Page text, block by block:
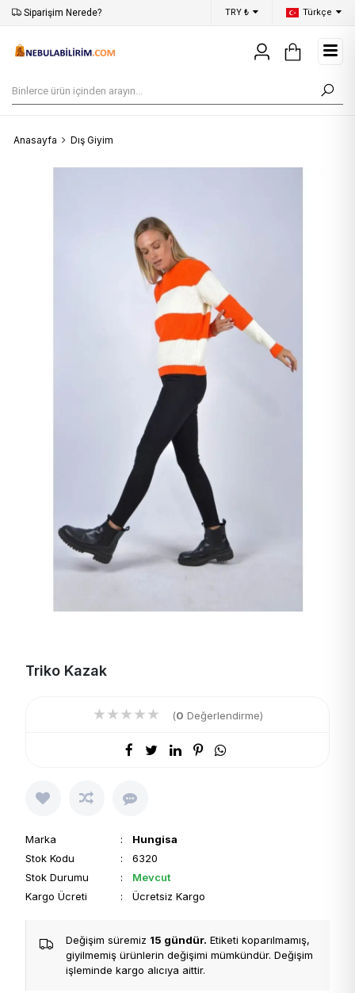
Siparişim Nerede? Aynı Gün Kargo
TRY ₺ Türkçe
Anasayfa Dış Giyim
Triko Kazak
★★★★★ (0 Değerlendirme)
Marka : Hungisa
Stok Kodu
: 6320
Stok Durumu
: Mevcut
Kargo Ücreti
: Ücretsiz Kargo
Değişim süremiz 15 gündür. Etiketi koparılmamış,
giyilmemiş ürünlerin değişimi mümkündür. Değişim
işleminde kargo alıcıya aittir.